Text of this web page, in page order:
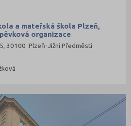
a mateřská škola Plzeň,
organizace
30100 Plzeň-Jižní Předměstí